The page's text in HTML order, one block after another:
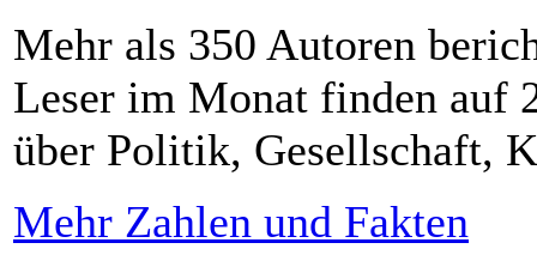
Mehr als 350 Autoren
Leser im Monat finden auf
über Politik, Gesellschaft,
Mehr Zahlen und Fakten